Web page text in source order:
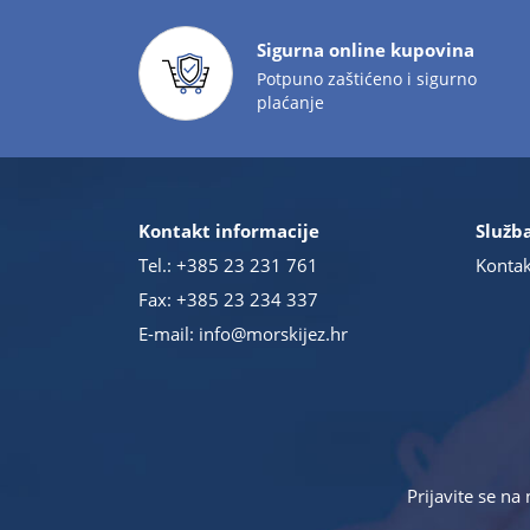
Sigurna online kupovina
Potpuno zaštićeno i sigurno
plaćanje
Kontakt informacije
Tel.: +385 23 231 761
Fax: +385 23 234 337
E-mail: info@morskijez.hr
Prijavite se